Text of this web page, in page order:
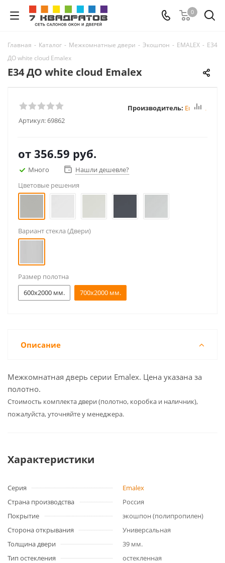
0
Главная - Каталог - Межкомнатные двери - Экошпон - EMALEX - E34
ДО white cloud Emalex
E34 ДО white cloud Emalex
Артикул:69862
Производитель: Emalex
от 356.59 руб.
Много
Нашли дешевле?
Цветовые решения
Вариант стекла (Двери)
Размер полотна
600x2000 мм.
700x2000 мм.
Описание
Межкомнатная дверь серии Emalex. Цена указана за
полотно.
Cтоимость комплекта двери (полотно, коробка и наличник),
пожалуйста, уточняйте у менеджера.
Характеристики
Серия
Emalex
Страна производства
Россия
Покрытие
экошпон (полипропилен)
Сторона открывания
Универсальная
Толщина двери
39 мм.
Тип остекления
остекленная